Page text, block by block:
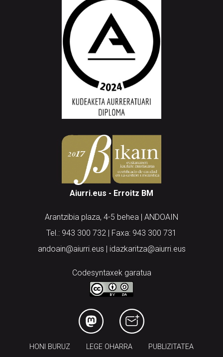
Aiurri.eus - Erroitz BM
Arantzibia plaza, 4-5 behea | ANDOAIN
Tel.: 943 300 732 | Faxa: 943 300 731
andoain@aiurri.eus | idazkaritza@aiurri.eus
Codesyntaxek garatua
HONI BURUZ LEGE OHARRA PUBLIZITATEA